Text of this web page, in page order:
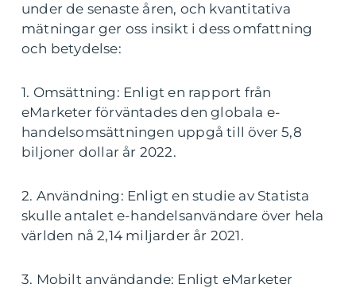
under de senaste åren, och kvantitativa
mätningar ger oss insikt i dess omfattning
och betydelse:
1. Omsättning: Enligt en rapport från
eMarketer förväntades den globala e-
handelsomsättningen uppgå till över 5,8
biljoner dollar år 2022.
2. Användning: Enligt en studie av Statista
skulle antalet e-handelsanvändare över hela
världen nå 2,14 miljarder år 2021.
3. Mobilt användande: Enligt eMarketer